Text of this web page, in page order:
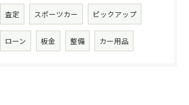
査定 スポーツカー ピックアップ
ローン 板金 整備 カー用品